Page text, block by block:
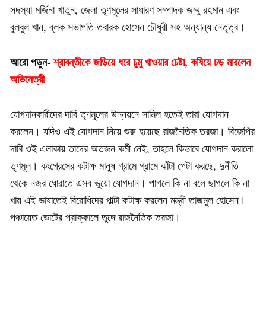
সদস্যা মর্জিনা খাতুন, জেলা তৃণমূলের সাধারণ সম্পাদক জম্মু রহমান এবং
বুলবুল খান, ব্লক সভাপতি তবারক হোসেন চৌধুরী সহ অন্যান্য নেতৃত্ব।
আরো পড়ুন-শ্রাবন্তীকে জড়িয়ে ধরে চুমু খাওয়ার চেষ্টা, কষিয়ে চড় মারলেন
অভিনেত্রী
যোগদানকারীদের দাবি তৃণমূলের উন্নয়নে সামিল হতেই তারা যোগদান
করলেন। যদিও এই যোগদান নিয়ে শুরু হয়েছে রাজনৈতিক তরজা। বিজেপির
দাবি ওই এলাকায় তাদের অতজন কর্মী নেই, তাহলে কিভাবে যোগদান করালো
তৃণমূল। কংগ্রেসের কটাক্ষ মানুষ গ্রামে গ্রামে ঝাঁটা পেটা করছে, দুর্নীতি
থেকে নজর ঘোরাতে এসব ভুয়ো যোগদান। পাগলে কি না বলে ছাগলে কি না
খায় এই ভাষাতেই বিরোধিদের পাল্টা কটাক্ষ করলেন মন্ত্রী তাজমুল হোসেন।
পঞ্চায়েত ভোটের প্রাক্কালে তুঙ্গে রাজনৈতিক তরজা।